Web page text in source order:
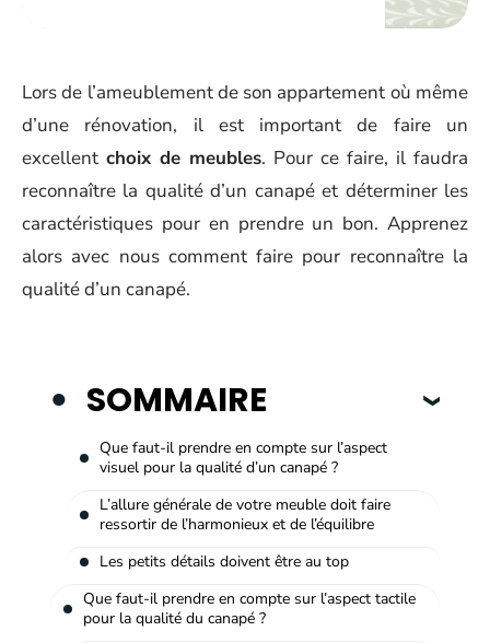
Lors de l’ameublement de son appartement où même
d’une rénovation, il est important de faire un
excellent choix de meubles. Pour ce faire, il faudra
reconnaître la qualité d’un canapé et déterminer les
caractéristiques pour en prendre un bon. Apprenez
alors avec nous comment faire pour reconnaître la
qualité d’un canapé.
SOMMAIRE
Que faut-il prendre en compte sur l’aspect
visuel pour la qualité d’un canapé ?
L’allure générale de votre meuble doit faire
ressortir de l’harmonieux et de l’équilibre
Les petits détails doivent être au top
Que faut-il prendre en compte sur l’aspect tactile
pour la qualité du canapé ?